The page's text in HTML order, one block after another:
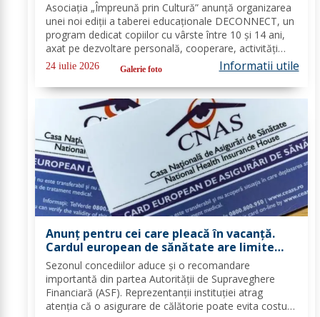
Asociația „Împreună prin Cultură” anunță organizarea
unei noi ediții a taberei educaționale DECONNECT, un
program dedicat copiilor cu vârste între 10 și 14 ani,
axat pe dezvoltare personală, cooperare, activități
outdoor și deconectare totală de la telefon. O tabără
cu sens, nu doar o vacanță!...
24 iulie 2026 Galerie foto Informatii utile
Anunț pentru cei care pleacă în vacanță.
Cardul european de sănătate are limite
importante. Greșeala care te poate costa
mii de euro
Sezonul concediilor aduce și o recomandare
importantă din partea Autorității de Supraveghere
Financiară (ASF). Reprezentanții instituției atrag
atenția că o asigurare de călătorie poate evita costuri